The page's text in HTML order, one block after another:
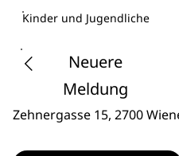
Kinder und Jugendliche
Neuere
Meldung
Zehnergasse 15, 2700